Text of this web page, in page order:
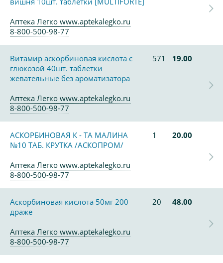
Аптека Легко www.aptekalegko.ru
8-800-500-98-77
Витамир аскорбиновая кислота с
глюкозой 40шт. таблетки
жевательные без ароматизатора
571 19.00
Аптека Легко www.aptekalegko.ru
8-800-500-98-77
АСКОРБИНОВАЯ К - ТА МАЛИНА
№10 ТАБ. КРУТКА /АСКОПРОМ/
1 20.00
Аптека Легко www.aptekalegko.ru
8-800-500-98-77
Аскорбиновая кислота 50мг 200
драже
20 48.00
Аптека Легко www.aptekalegko.ru
8-800-500-98-77